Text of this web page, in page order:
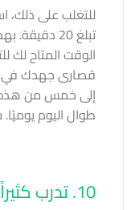
للتغلب على ذلك،
تبلغ 20
الوقت المتاح لك
قصارى جهدك في
طوال اليوم
10. تدرب كثيراً وبسرعة بدلاً من الكمالية